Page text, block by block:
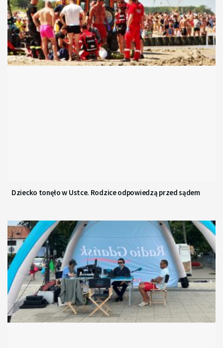
Dziecko tonęło w Ustce. Rodzice odpowiedzą przed sądem